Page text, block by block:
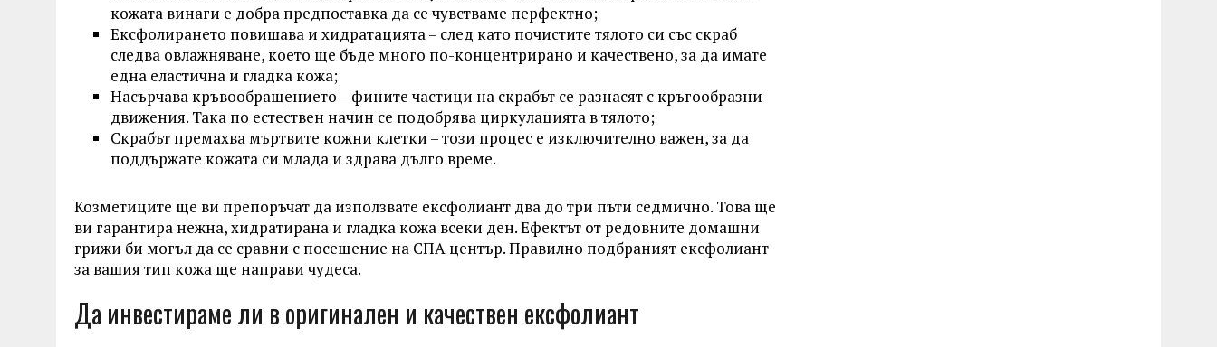
кожата винаги е добра предпоставка да се чувстваме перфектно;
Ексфолирането повишава и хидратацията – след като почистите тялото си със скраб
следва овлажняване, което ще бъде много по-концентрирано и качествено, за да имате
една еластична и гладка кожа;
Насърчава кръвообращението – фините частици на скрабът се разнасят с кръгообразни
движения. Така по естествен начин се подобрява циркулацията в тялото;
Скрабът премахва мъртвите кожни клетки – този процес е изключително важен, за да
поддържате кожата си млада и здрава дълго време.
Козметиците ще ви препоръчат да използвате ексфолиант два до три пъти седмично. Това ще
ви гарантира нежна, хидратирана и гладка кожа всеки ден. Ефектът от редовните домашни
грижи би могъл да се сравни с посещение на СПА център. Правилно подбраният ексфолиант
за вашия тип кожа ще направи чудеса.
Да инвестираме ли в оригинален и качествен ексфолиант